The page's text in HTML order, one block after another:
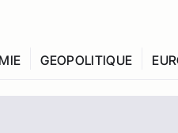
GEOPOLITIQUE